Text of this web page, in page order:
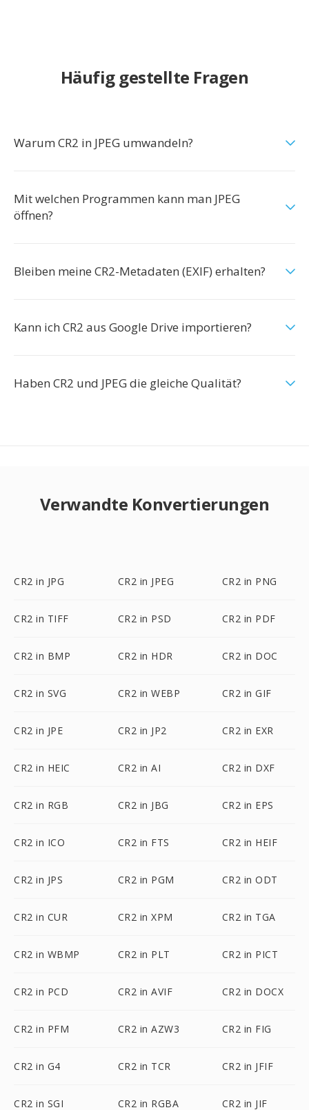
Häufig gestellte Fragen
Warum CR2 in JPEG umwandeln?
Mit welchen Programmen kann man JPEG
öffnen?
Bleiben meine CR2-Metadaten (EXIF) erhalten?
Kann ich CR2 aus Google Drive importieren?
Haben CR2 und JPEG die gleiche Qualität?
Verwandte Konvertierungen
CR2 in JPG CR2 in JPEG CR2 in PNG
CR2 in TIFF CR2 in PSD CR2 in PDF
CR2 in BMP CR2 in HDR CR2 in DOC
CR2 in SVG CR2 in WEBP CR2 in GIF
CR2 in JPE CR2 in JP2 CR2 in EXR
CR2 in HEIC CR2 in AI CR2 in DXF
CR2 in RGB CR2 in JBG CR2 in EPS
CR2 in ICO CR2 in FTS CR2 in HEIF
CR2 in JPS CR2 in PGM CR2 in ODT
CR2 in CUR CR2 in XPM CR2 in TGA
CR2 in WBMP CR2 in PLT CR2 in PICT
CR2 in PCD CR2 in AVIF CR2 in DOCX
CR2 in PFM CR2 in AZW3 CR2 in FIG
CR2 in G4 CR2 in TCR CR2 in JFIF
CR2 in SGI CR2 in RGBA CR2 in JIF